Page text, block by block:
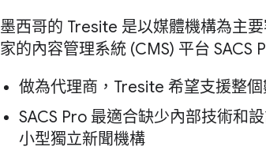
墨西哥的 Tresite 是以媒體機構為主
家的內容管理系統 (CMS) 平台 SACS
做為代理商，Tresite 希望支援整
SACS Pro 最適合缺少內部技術和
小型獨立新聞機構